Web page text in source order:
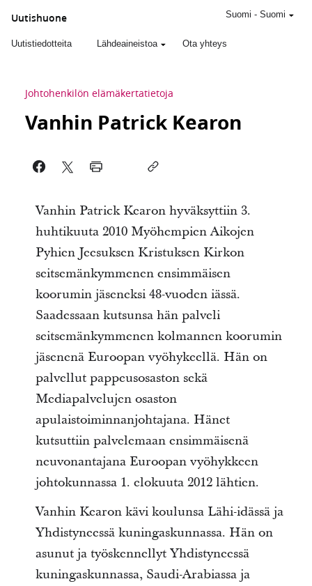
Uutishuone
Uutistiedotteita Lähdeaineistoa Ota yhteys
Suomi - Suomi
Johtohenkilön elämäkertatietoja
Vanhin Patrick Kearon
Vanhin Patrick Kearon hyväksyttiin 3.
huhtikuuta 2010 Myöhempien Aikojen
Pyhien Jeesuksen Kristuksen Kirkon
seitsemänkymmenen ensimmäisen
koorumin jäseneksi 48-vuoden iässä.
Saadessaan kutsunsa hän palveli
seitsemänkymmenen kolmannen koorumin
jäsenenä Euroopan vyöhykeellä. Hän on
palvellut pappeusosaston sekä
Mediapalvelujen osaston
apulaistoiminnanjohtajana. Hänet
kutsuttiin palvelemaan ensimmäisenä
neuvonantajana Euroopan vyöhykkeen
johtokunnassa 1. elokuuta 2012 lähtien.
Vanhin Kearon kävi koulunsa Lähi-idässä ja
Yhdistyneessä kuningaskunnassa. Hän on
asunut ja työskennellyt Yhdistyneessä
kuningaskunnassa, Saudi-Arabiassa ja